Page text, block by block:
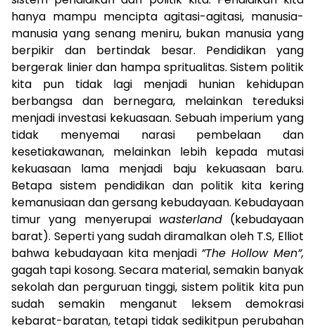
hanya mampu mencipta agitasi-agitasi, manusia-
manusia yang senang meniru, bukan manusia yang
berpikir dan bertindak besar. Pendidikan yang
bergerak linier dan hampa spritualitas. Sistem politik
kita pun tidak lagi menjadi hunian kehidupan
berbangsa dan bernegara, melainkan tereduksi
menjadi investasi kekuasaan. Sebuah imperium yang
tidak menyemai narasi pembelaan dan
kesetiakawanan, melainkan lebih kepada mutasi
kekuasaan lama menjadi baju kekuasaan baru.
Betapa sistem pendidikan dan politik kita kering
kemanusiaan dan gersang kebudayaan. Kebudayaan
timur yang menyerupai wasterland(kebudayaan
barat). Seperti yang sudah diramalkan oleh T.S, Elliot
bahwa kebudayaan kita menjadi ”The Hollow Men”,
gagah tapi kosong. Secara material, semakin banyak
sekolah dan perguruan tinggi, sistem politik kita pun
sudah semakin menganut leksem demokrasi
kebarat-baratan, tetapi tidak sedikitpun perubahan